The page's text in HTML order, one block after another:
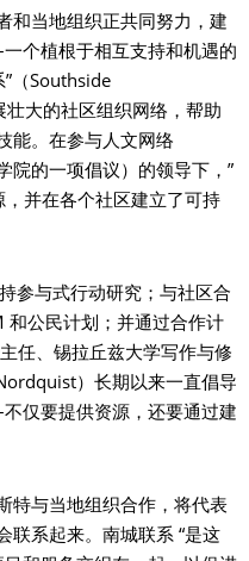
和当地组织正共同努力，建
个植根于相互支持和机遇的
（Southside
大的社区组织网络，帮助
能。在参与人文网络
院的一项倡议）的领导下，”
并在各个社区建立了可持
参与式行动研究；与社区合
和公民计划；并通过合作计
任、锡拉丘兹大学写作与修
）长期以来一直倡导
仅要提供资源，还要通过建
特与当地组织合作，将代表
联系起来。南城联系 “是这